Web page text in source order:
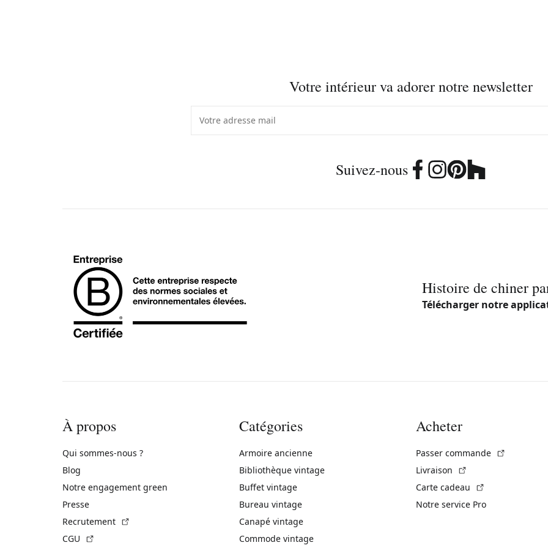
Votre intérieur va adorer notre newsletter
Suivez-nous
Histoire de chiner
Télécharger notre
À propos
Qui sommes-nous ?
Blog
Notre engagement green
Presse
Recrutement
CGU
Catégories
Armoire ancienne
Bibliothèque vintage
Buffet vintage
Bureau vintage
Canapé vintage
Commode vintage
Acheter
Passer commande
Livraison
Carte cadeau
Notre service Pro